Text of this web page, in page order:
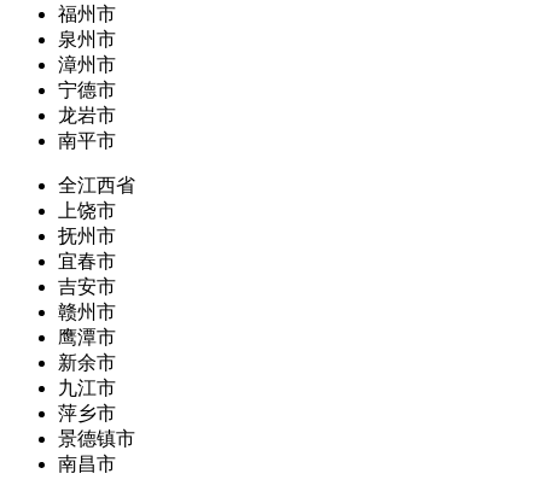
福州市
泉州市
漳州市
宁德市
龙岩市
南平市
全江西省
上饶市
抚州市
宜春市
吉安市
赣州市
鹰潭市
新余市
九江市
萍乡市
景德镇市
南昌市